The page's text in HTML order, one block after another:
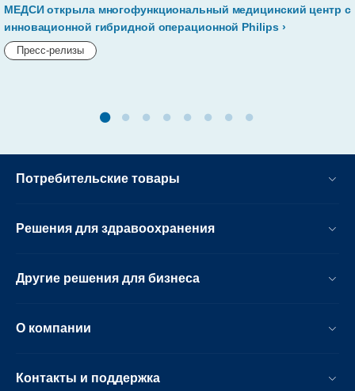
МЕДСИ открыла многофункциональный медицинский центр с
инновационной гибридной операционной Philips
Пресс-релизы
Потребительские товары
Решения для здравоохранения
Другие решения для бизнеса
О компании
Контакты и поддержка